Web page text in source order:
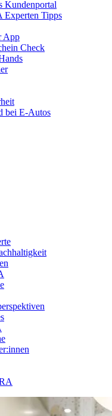
Kundenportal
Tipps
App
Check
bei E-Autos